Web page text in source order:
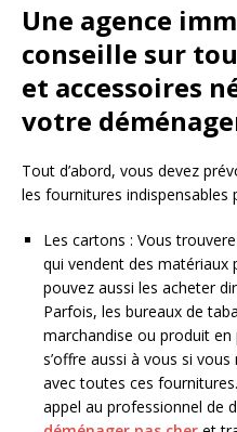
Une agence
conseille sur
et accessoires
votre
Tout d’abord, vous devez
les fournitures indispensables
Les cartons : Vous
qui vendent des matériaux
pouvez aussi les acheter
Parfois, les bureaux de
marchandise ou produit
s’offre aussi à vous si
avec toutes ces
appel au professionnel de